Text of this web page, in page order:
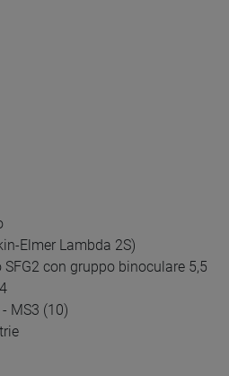
Elmer Lambda 2S)
con gruppo binoculare 5,5
MS3 (10)